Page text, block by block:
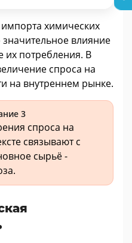
химических
влияние
их потребления. В
спроса на
на внутреннем рынке.
3
спроса на
связывают с
сырьё -